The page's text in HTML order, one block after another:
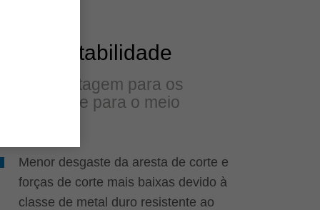
Sustentabilidade
Uma vantagem para os
usuários e para o meio
Menor desgaste da aresta de corte e
forças de corte mais baixas devido à
classe de metal duro resistente ao